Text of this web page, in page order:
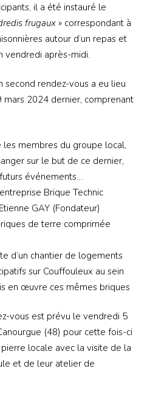
il a été instauré le
frugaux » correspondant à
autour d’un repas et
vendredi après-midi.
second rendez-vous a eu lieu
mars 2024 dernier, comprenant
les membres du groupe local,
sur le but de ce dernier,
événements…
Brique Technic
GAY (Fondateur)
de terre comprimée
d’un chantier de logements
sur Couffouleux au sein
en œuvre ces mêmes briques
vous est prévu le vendredi 5
(48) pour cette fois-ci
locale avec la visite de la
et de leur atelier de